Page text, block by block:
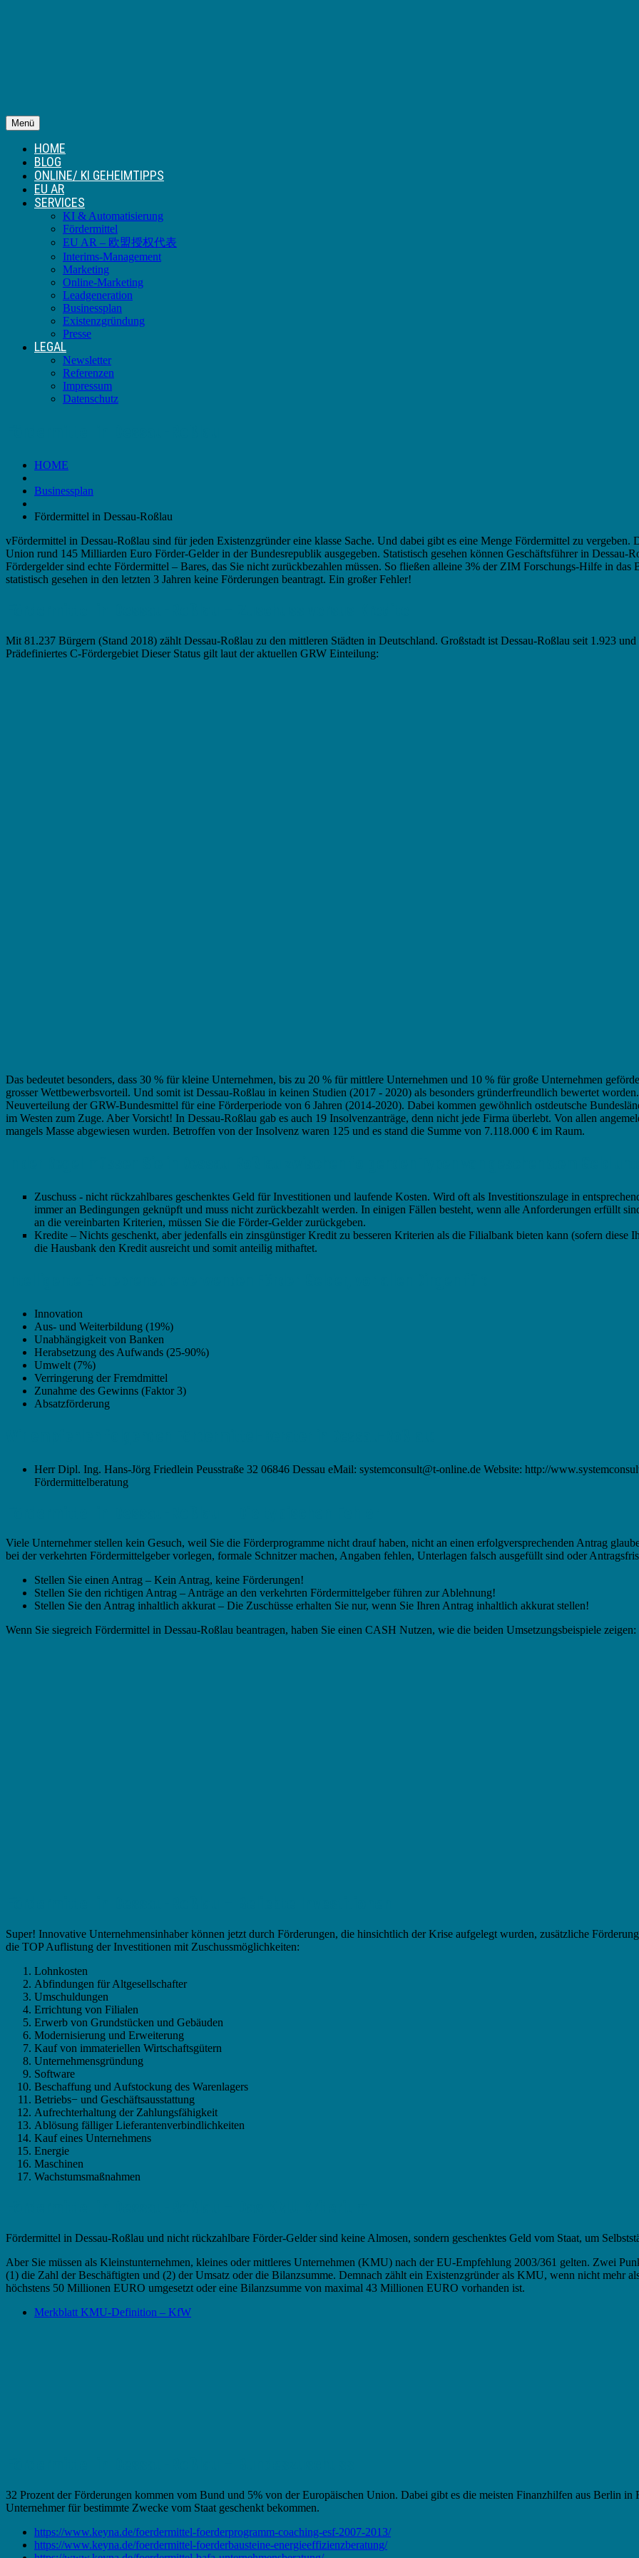
Menü
HOME
BLOG
ONLINE/ KI GEHEIMTIPPS
EU AR
SERVICES
KI & Automatisierung
Fördermittel
EU AR – 欧盟授权代表
Interims-Management
Marketing
Online-Marketing
Leadgeneration
Businessplan
Existenzgründung
Presse
LEGAL
Newsletter
Referenzen
Impressum
Datenschutz
HOME
Businessplan
Fördermittel in Dessau-Roßlau
vFördermittel in Dessau-Roßlau sind für jeden Existenzgründer eine klasse Sache. Und dabei gibt es eine Menge Fördermittel zu vergeben.
Union rund 145 Milliarden Euro Förder-Gelder in der Bundesrepublik ausgegeben. Statistisch gesehen können Geschäftsführer in
Fördergelder sind echte Fördermittel – Bares, das Sie nicht zurückbezahlen müssen. So fließen alleine 3% der ZIM Forschungs-Hilfe in das
statistisch gesehen in den letzten 3 Jahren keine Förderungen beantragt. Ein großer Fehler!
Mit 81.237 Bürgern (Stand 2018) zählt Dessau-Roßlau zu den mittleren Städten in Deutschland. Großstadt ist Dessau-Roßlau seit 1.923
Prädefiniertes C-Fördergebiet Dieser Status gilt laut der aktuellen GRW Einteilung:
Das bedeutet besonders, dass 30 % für kleine Unternehmen, bis zu 20 % für mittlere Unternehmen und 10 % für große Unternehmen
grosser Wettbewerbsvorteil. Und somit ist Dessau-Roßlau in keinen Studien (2017 - 2020) als besonders gründerfreundlich bewertet
Neuverteilung der GRW-Bundesmittel für eine Förderperiode von 6 Jahren (2014-2020). Dabei kommen gewöhnlich ostdeutsche
im Westen zum Zuge. Aber Vorsicht! In Dessau-Roßlau gab es auch 19 Insolvenzanträge, denn nicht jede Firma überlebt. Von allen
mangels Masse abgewiesen wurden. Betroffen von der Insolvenz waren 125 und es stand die Summe von 7.118.000 € im Raum.
Zuschuss - nicht rückzahlbares geschenktes Geld für Investitionen und laufende Kosten. Wird oft als Investitionszulage in
immer an Bedingungen geknüpft und muss nicht zurückbezahlt werden. In einigen Fällen besteht, wenn alle Anforderungen erfüllt
an die vereinbarten Kriterien, müssen Sie die Förder-Gelder zurückgeben.
Kredite – Nichts geschenkt, aber jedenfalls ein zinsgünstiger Kredit zu besseren Kriterien als die Filialbank bieten kann (sofern diese
die Hausbank den Kredit ausreicht und somit anteilig mithaftet.
Innovation
Aus- und Weiterbildung (19%)
Unabhängigkeit von Banken
Herabsetzung des Aufwands (25-90%)
Umwelt (7%)
Verringerung der Fremdmittel
Zunahme des Gewinns (Faktor 3)
Absatzförderung
Herr Dipl. Ing. Hans-Jörg Friedlein Peusstraße 32 06846 Dessau eMail: systemconsult@t-online.de Website: http://
Fördermittelberatung
Viele Unternehmer stellen kein Gesuch, weil Sie die Förderprogramme nicht drauf haben, nicht an einen erfolgversprechenden Antrag
bei der verkehrten Fördermittelgeber vorlegen, formale Schnitzer machen, Angaben fehlen, Unterlagen falsch ausgefüllt sind oder
Stellen Sie einen Antrag – Kein Antrag, keine Förderungen!
Stellen Sie den richtigen Antrag – Anträge an den verkehrten Fördermittelgeber führen zur Ablehnung!
Stellen Sie den Antrag inhaltlich akkurat – Die Zuschüsse erhalten Sie nur, wenn Sie Ihren Antrag inhaltlich akkurat stellen!
Wenn Sie siegreich Fördermittel in Dessau-Roßlau beantragen, haben Sie einen CASH Nutzen, wie die beiden Umsetzungsbeispiele zeigen:
Super! Innovative Unternehmensinhaber können jetzt durch Förderungen, die hinsichtlich der Krise aufgelegt wurden, zusätzliche
die TOP Auflistung der Investitionen mit Zuschussmöglichkeiten:
Lohnkosten
Abfindungen für Altgesellschafter
Umschuldungen
Errichtung von Filialen
Erwerb von Grundstücken und Gebäuden
Modernisierung und Erweiterung
Kauf von immateriellen Wirtschaftsgütern
Unternehmensgründung
Software
Beschaffung und Aufstockung des Warenlagers
Betriebs− und Geschäftsausstattung
Aufrechterhaltung der Zahlungsfähigkeit
Ablösung fälliger Lieferantenverbindlichkeiten
Kauf eines Unternehmens
Energie
Maschinen
Wachstumsmaßnahmen
Fördermittel in Dessau-Roßlau und nicht rückzahlbare Förder-Gelder sind keine Almosen, sondern geschenktes Geld vom Staat, um
Aber Sie müssen als Kleinstunternehmen, kleines oder mittleres Unternehmen (KMU) nach der EU-Empfehlung 2003/361 gelten. Zwei
(1) die Zahl der Beschäftigten und (2) der Umsatz oder die Bilanzsumme. Demnach zählt ein Existenzgründer als KMU, wenn nicht mehr
höchstens 50 Millionen EURO umgesetzt oder eine Bilanzsumme von maximal 43 Millionen EURO vorhanden ist.
Merkblatt KMU-Definition – KfW
32 Prozent der Förderungen kommen vom Bund und 5% von der Europäischen Union. Dabei gibt es die meisten Finanzhilfen aus Berlin
Unternehmer für bestimmte Zwecke vom Staat geschenkt bekommen.
https://www.keyna.de/foerdermittel-foerderprogramm-coaching-esf-2007-2013/
https://www.keyna.de/foerdermittel-foerderbausteine-energieeffizienzberatung/